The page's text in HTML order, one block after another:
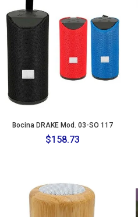
Bocina DRAKE Mod. 03-SO 117
$158.73